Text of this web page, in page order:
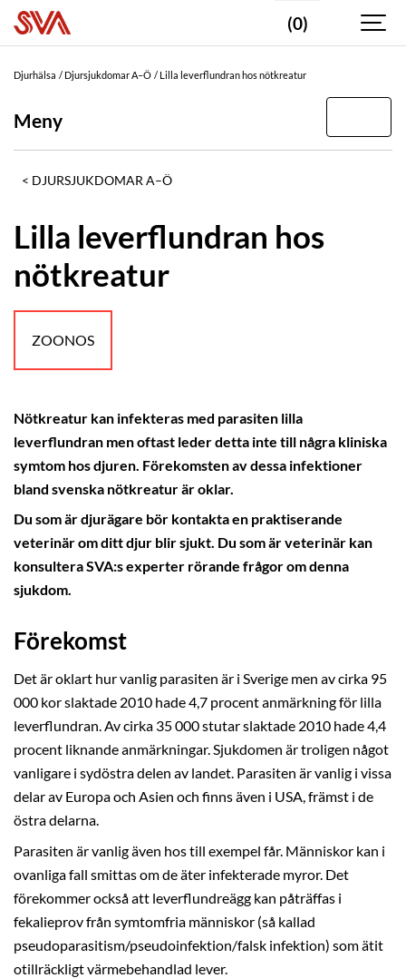
(0)
Djurhälsa Djursjukdomar A–Ö Lilla leverflundran hos nötkreatur
Meny
DJURSJUKDOMAR A–Ö
Lilla leverflundran hos
nötkreatur
ZOONOS
Nötkreatur kan infekteras med parasiten lilla
leverflundran men oftast leder detta inte till några kliniska
symtom hos djuren. Förekomsten av dessa infektioner
bland svenska nötkreatur är oklar.
Du som är djurägare bör kontakta en praktiserande
veterinär om ditt djur blir sjukt. Du som är veterinär kan
konsultera SVA:s experter rörande frågor om denna
sjukdom.
Förekomst
Det är oklart hur vanlig parasiten är i Sverige men av cirka 95
000 kor slaktade 2010 hade 4,7 procent anmärkning för lilla
leverflundran. Av cirka 35 000 stutar slaktade 2010 hade 4,4
procent liknande anmärkningar. Sjukdomen är troligen något
vanligare i sydöstra delen av landet. Parasiten är vanlig i vissa
delar av Europa och Asien och finns även i USA, främst i de
östra delarna.
Parasiten är vanlig även hos till exempel får. Människor kan i
ovanliga fall smittas om de äter infekterade myror. Det
förekommer också att leverflundreägg kan påträffas i
fekalieprov från symtomfria människor (så kallad
pseudoparasitism/pseudoinfektion/falsk infektion) som ätit
otillräckligt värmebehandlad lever.